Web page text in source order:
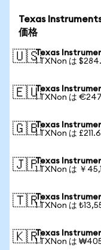
Texas
価格
🇺🇸Texas
1 TXNon は
🇪🇺Texas
1 TXNon は
🇬🇧Texas
1 TXNon は
🇯🇵Texas
1 TXNon は ￥
🇹🇷Texas
1 TXNon は
🇰🇷Texas
1 TXNon は